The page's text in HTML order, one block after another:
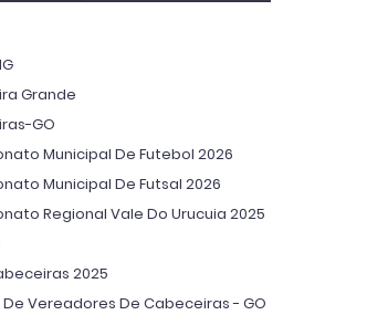
Grande
GO
Municipal De Futebol 2026
Municipal De Futsal 2026
Regional Vale Do Urucuia 2025
2025
Vereadores De Cabeceiras - GO